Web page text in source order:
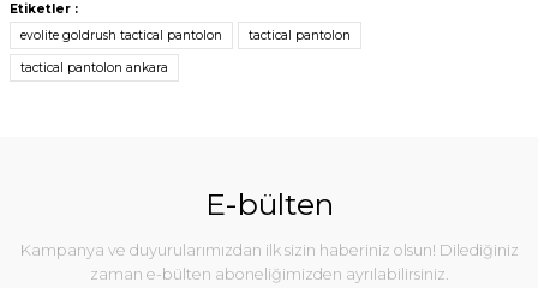
Etiketler :
evolite goldrush tactical pantolon
tactical pantolon
tactical pantolon ankara
E-bülten
Kampanya ve duyurularımızdan ilk sizin haberiniz olsun! Dilediğiniz
zaman e-bülten aboneliğimizden ayrılabilirsiniz.